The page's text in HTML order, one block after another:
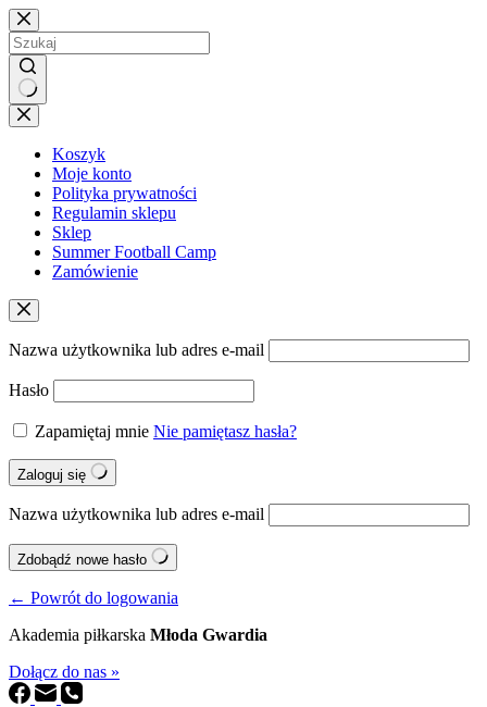
Przejdź
do
treści
Brak
wyników
Koszyk
Moje konto
Polityka prywatności
Regulamin sklepu
Sklep
Summer Football Camp
Zamówienie
Nazwa użytkownika lub adres e-mail
Hasło
Zapamiętaj mnie Nie pamiętasz hasła?
Zaloguj się
Nazwa użytkownika lub adres e-mail
Zdobądź nowe hasło
← Powrót do logowania
Akademia piłkarska Młoda Gwardia
Dołącz do nas »